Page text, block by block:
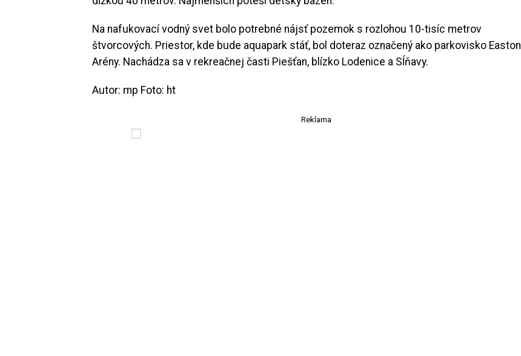
Na nafukovací vodný svet bolo potrebné nájsť pozemok s rozlohou 10-tisíc metrov
štvorcových. Priestor, kde bude aquapark stáť, bol doteraz označený ako parkovisko Easton
Arény. Nachádza sa v rekreačnej časti Piešťan, blízko Lodenice a Sĺňavy.
Autor: mp Foto: ht
Reklama